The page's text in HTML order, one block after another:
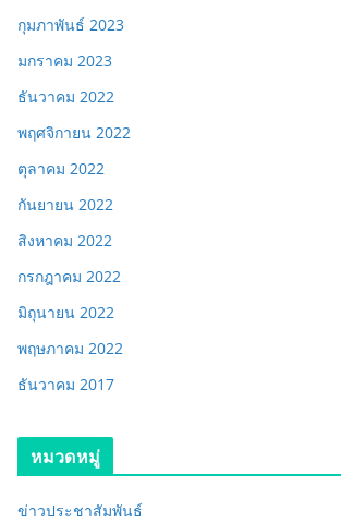
กุมภาพันธ์ 2023
มกราคม 2023
ธันวาคม 2022
พฤศจิกายน 2022
ตุลาคม 2022
กันยายน 2022
สิงหาคม 2022
กรกฎาคม 2022
มิถุนายน 2022
พฤษภาคม 2022
ธันวาคม 2017
หมวดหมู่
ข่าวประชาสัมพันธ์